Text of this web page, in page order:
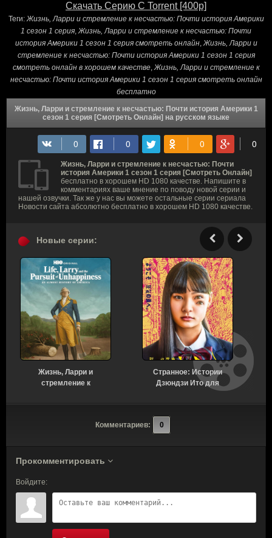
Скачать Серию С Torrent [400p]
Теги:Жизнь, Ларри и стремление к несчастью: Почти история Америки
1 сезон 1 серия,Жизнь, Ларри и стремление к несчастью: Почти
история Америки 1 сезон 1 серия смотреть онлайн,Жизнь, Ларри и
стремление к несчастью: Почти история Америки 1 сезон 1 серия
смотреть онлайн в хорошем качестве,Жизнь, Ларри и стремление к
несчастью: Почти история Америки 1 сезон 1 серия смотреть онлайн
бесплатно
Жизнь, Ларри и стремление к несчастью: Почти история Америки 1
сезон 1 серия [Смотреть Онлайн] на русском языке
Жизнь, Ларри и стремление к несчастью: Почти
история Америки 1 сезон 1 серия [Смотреть Онлайн]
бесплатно в хорошем HD 1080 качестве. Напишите в
комментариях ваше мнение по поводу новой серии и
нашей озвучки. Так же у нас вы можете остальные серии сериала
Новости сайта абсолютно бесплатно в хорошем HD 1080 качестве.
Новые серии:
Жизнь, Ларри и
стремление к
история Америки 1 сезон
Странное: Истории
Дзюндзи Ито для
сезон 6 серия [Смотреть
Комментариев:
0
Прокомментировать
Войдите: